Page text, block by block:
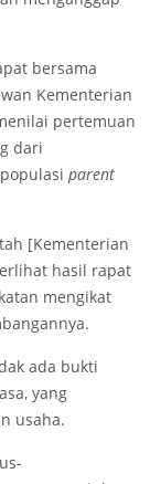
bersama
Kementerian
pertemuan
dari
parent
[Kementerian
hasil rapat
mengikat
ada bukti
yang
usaha.